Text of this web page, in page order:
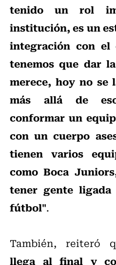
tenido un rol
institución, es un
integración con
tenemos que dar
merece, hoy no se
más allá de
conformar un
con un cuerpo
tienen varios
como Boca
tener gente
fútbol".
También, reiteró
llega al final y